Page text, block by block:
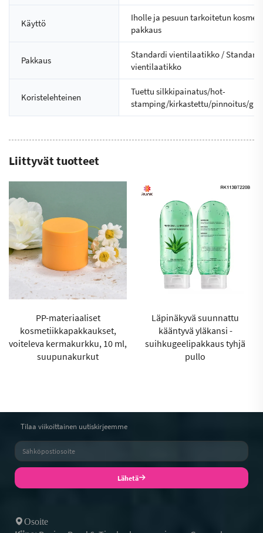
Käyttö
Iholle ja pesuun tarkoitetun
pakkaus
Pakkaus
Standardi vientilaatikko / Standardi
vientilaatikko
Koristelehteinen
Tuettu silkkipainatus/hot-
stamping/kirkastettu/pinnoitus/
Liittyvät tuotteet
PP-materiaaliset
kosmetiikkapakkaukset,
voiteleva kermakurkku, 10 ml,
suupunakurkut
Läpinäkyvä suunnattu
kääntyvä yläkansi -
suihkugeelipakkaus tyhjä
pullo
Tilaa viikoittainen uutiskirjeemme
Lähetä
Osoite